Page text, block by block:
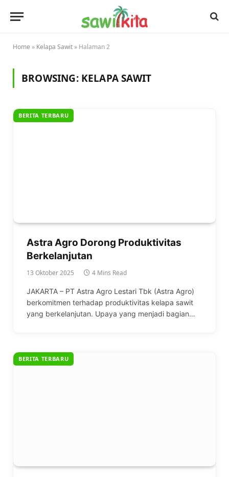
Home » Kelapa Sawit » Halaman 2
BROWSING: KELAPA SAWIT
BERITA TERBARU
Astra Agro Dorong Produktivitas
Berkelanjutan
13 Oktober 2025 4 Mins Read
JAKARTA – PT Astra Agro Lestari Tbk (Astra Agro)
berkomitmen terhadap produktivitas kelapa sawit
yang berkelanjutan. Upaya yang menjadi bagian…
BERITA TERBARU